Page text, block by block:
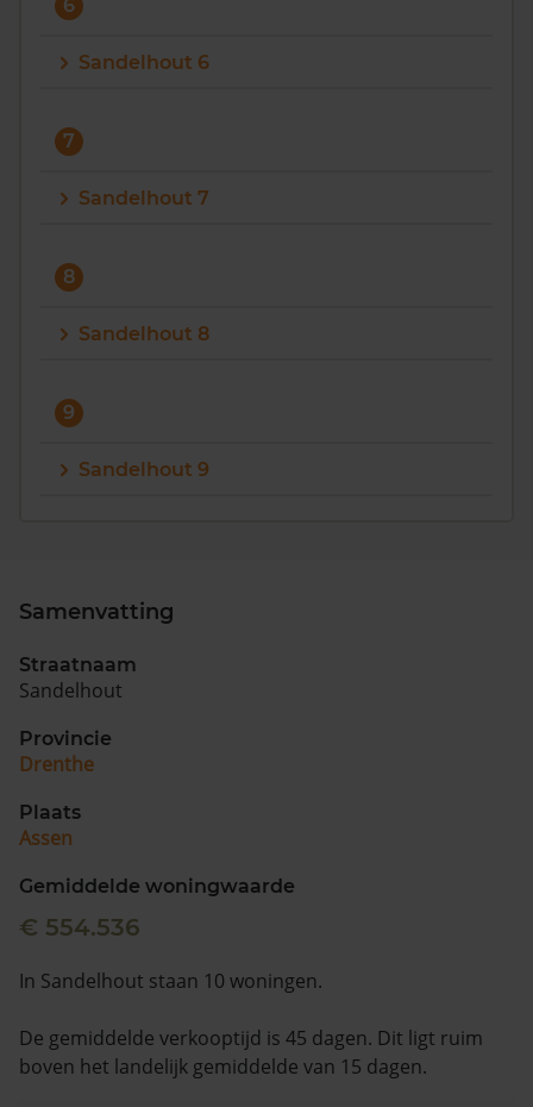
6
Sandelhout 6
7
Sandelhout 7
8
Sandelhout 8
9
Sandelhout 9
Samenvatting
Straatnaam
Sandelhout
Provincie
Drenthe
Plaats
Assen
Gemiddelde woningwaarde
€ 554.536
In Sandelhout staan 10 woningen.
De gemiddelde verkooptijd is 45 dagen. Dit ligt ruim
boven het landelijk gemiddelde van 15 dagen.